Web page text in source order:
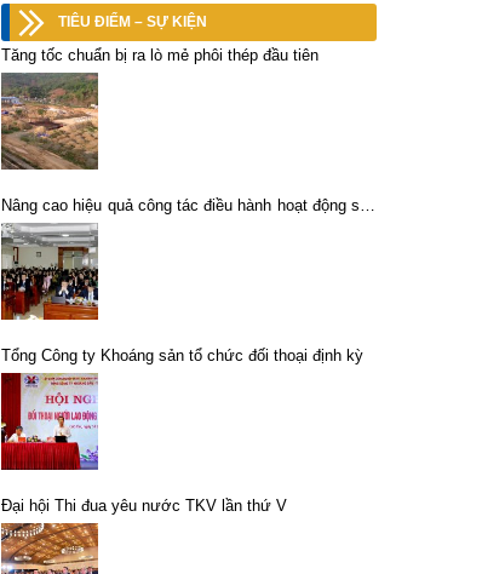
TIÊU ĐIỂM – SỰ KIỆN
Tăng tốc chuẩn bị ra lò mẻ phôi thép đầu tiên
Nâng cao hiệu quả công tác điều hành hoạt động sản
xuất, kinh doanh toàn Tổng công ty
Tổng Công ty Khoáng sản tổ chức đối thoại định kỳ
Đại hội Thi đua yêu nước TKV lần thứ V